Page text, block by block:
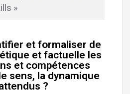
»
et formaliser de
et factuelle les
et compétences
sens, la dynamique
?